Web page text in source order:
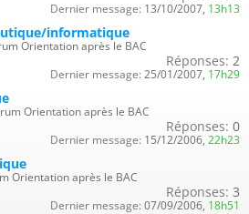
Dernier message: 13/10/2007, 13h13
informatique
Orientation après le BAC
Réponses: 2
Dernier message: 25/01/2007, 17h29
Orientation après le BAC
Réponses: 0
Dernier message: 15/12/2006, 22h23
Orientation après le BAC
Réponses: 3
Dernier message: 07/09/2006, 18h51